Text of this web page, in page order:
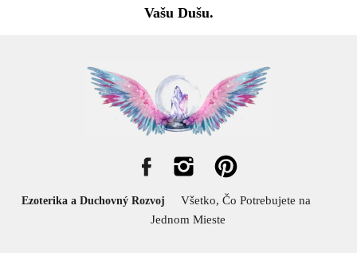
Vašu Dušu.
Ezoterika a Duchovný Rozvoj
Všetko, Čo Potrebujete na
Jednom Mieste